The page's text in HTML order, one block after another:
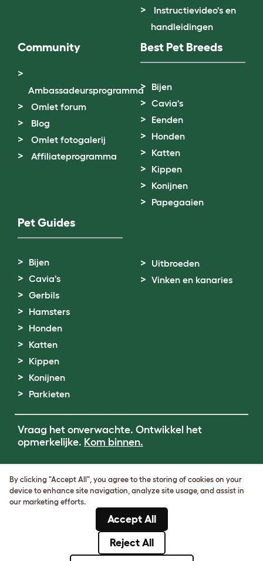
Instructievideo's en
handleidingen
Community
Ambassadeursprogramma
Omlet forum
Blog
Omlet fotogalerij
Affiliateprogramma
Best Pet Breeds
Bijen
Cavia's
Eenden
Honden
Katten
Kippen
Konijnen
Papegaaien
Pet Guides
Bijen
Cavia's
Gerbils
Hamsters
Honden
Katten
Kippen
Konijnen
Parkieten
Uitbroeden
Vinken en kanaries
Vraag het onverwachte. Ontwikkel het
opmerkelijke. Kom binnen.
Cookie & Privacy Policy
Cookie Settings
BTW-nummer: DE317631106
KvK-nummer: 05028498
By clicking "Accept All", you agree to the storing of cookies on your
device to enhance site navigation, analyze site usage, and assist in
our marketing efforts.
Accept All
Reject All